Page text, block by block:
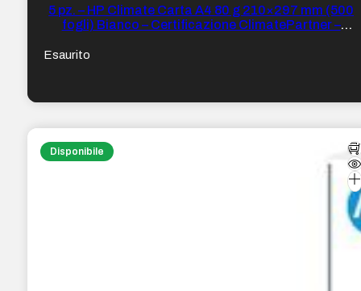
5 pz. – HP Climate Carta A4 80 g 210×297 mm (500
fogli) Bianco – Certificazione ClimatePartner –
Esaurito
Disponibile